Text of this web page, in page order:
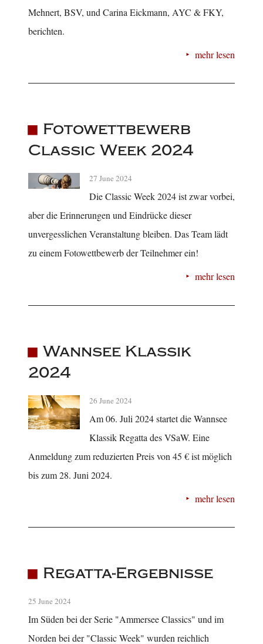
Mehnert, BSV, und Carina Eickmann, AYC & FKY,
berichten.
mehr lesen
Fotowettbewerb
Classic Week 2024
27 June 2024
Die Classic Week 2024 ist zwar vorbei,
aber die Erinnerungen und Eindrücke dieser
unvergesslichen Veranstaltung bleiben. Das Team lädt
zu einem Fotowettbewerb der Teilnehmer ein!
mehr lesen
Wannsee Klassik
2024
26 June 2024
Am 06. Juli 2024 startet die Wannsee
Klassik Regatta des VSaW. Eine
Anmeldung zum reduzierten Preis von 45 € ist möglich
bis zum 28. Juni 2024.
mehr lesen
Regatta-Ergebnisse
25 June 2024
Im Süden bei der Serie "Ammersee Classics" und im
Norden bei der "Classic Week" wurden reichlich